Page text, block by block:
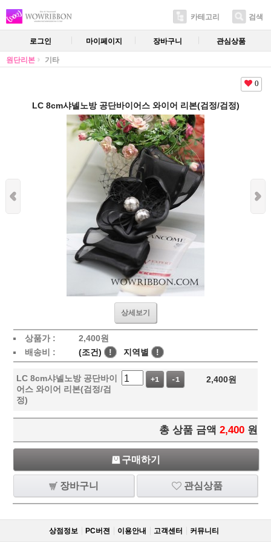
카테고리 검색
로그인 마이페이지 장바구니 관심상품
원단리본 기타
0
LC 8cm샤넬노방 공단바이어스 와이어 리본(검정/검정)
상세보기
상품가 : 2,400원
배송비 :
(조건) ! 지역별 !
LC 8cm샤넬노방 공단바이
어스 와이어 리본(검정/검
정)
+1 -1 2,400원
총 상품 금액 2,400 원
구매하기
장바구니 관심상품
상점정보 PC버젼 이용안내 고객센터 커뮤니티